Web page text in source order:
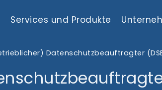
Services und Produkte
Datenschutzbeauftragter